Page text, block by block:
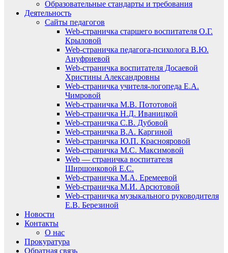
Образовательные стандарты и требования
Деятельность
Сайты педагогов
Web-страничка старшего воспитателя О.Г.
Крыловой
Web-страничка педагога-психолога В.Ю.
Ануфриевой
Web-страничка воспитателя Досаевой
Христины Александровны
Web-страничка учителя-логопеда Е.А.
Чимровой
Web-страничка М.В. Пототовой
Web-страничка Н.Д. Иваницкой
Web-страничка С.В. Дубовой
Web-страничка В.А. Каргиной
Web-страничка Ю.П. Краснояровой
Web-страничка М.С. Максимовой
Web — страничка воспитателя
Ширшонковой Е.С.
Web-страничка М.А. Еремеевой
Web-страничка М.И. Арсютовой
Web-страничка музыкального руководителя
Е.В. Березиной
Новости
Контакты
О нас
Прокуратура
Обратная связь